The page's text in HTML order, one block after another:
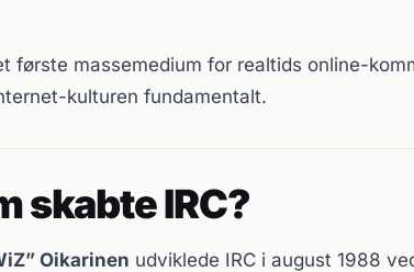
første massemedium for realtids online-
kulturen fundamentalt.
skabte IRC?
Oikarinen udviklede IRC i august 1988